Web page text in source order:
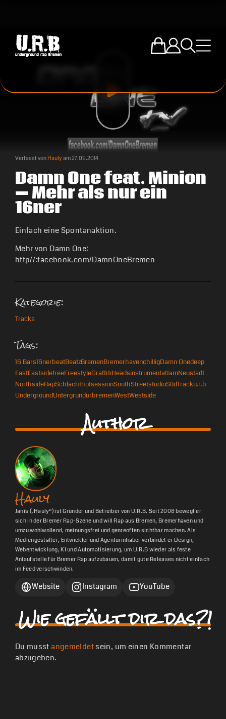
Zum U.R.B-
Einloggen
SucheMenü
Verfasst vonHaulyam27.09.2014
Damn One feat. Minion
— Mehr als nur ein
16ner
Einfach eine Spontanaktion.
Mehr von Damn One:
http//:facebook.com/DamnOneBremen
Kategorie:
Tracks
Tags:
16 Bars16nerbeatBeatzBremenBremerhavenchilligDamn Onedeep
EastEastsidefreeFreestyleGraffitiHeadsinstrumentalJamNeustadt
NorthsideRapSchlachthofsessionSouthStreetstudioSüdTracku.r.b
UndergroundUntergrundurbremenWestWestside
Author
Hauly
Janis („Hauly“) ist Gründer und Betreiber von U.R.B. Seit 2008 bewegt er
sich in der Bremer Rap-Szene und will Rap aus Bremen, Bremerhaven und
umzu wohlwollend, meinungsfrei und genreoffen sichtbar machen. Als
Mediengestalter, Entwickler und Agenturinhaber verbindet er Design,
Webentwicklung, KI und Automatisierung, um U.R.B wieder als feste
Anlaufstelle für Bremer Rap aufzubauen, damit gute Releases nicht einfach
im Feed verschwinden.
Website Instagram YouTube
Wie gefällt dir das?!
Du musstangemeldetsein, um einen Kommentar
abzugeben.